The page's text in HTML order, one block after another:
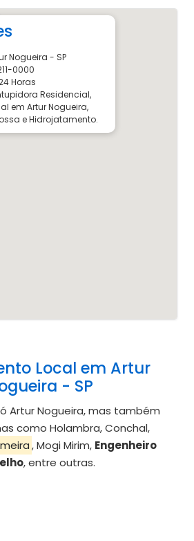
Nogueira - SP
0000
Horas
Residencial,
em Artur Nogueira,
e Hidrojatamento.
Local em Artur
- SP
Artur Nogueira, mas também
como Holambra, Conchal,
, Mogi Mirim, Engenheiro
, entre outras.